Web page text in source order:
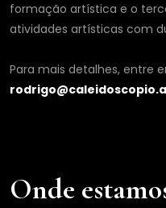
formação artística e o
atividades artísticas com
Para mais detalhes, entre
Onde